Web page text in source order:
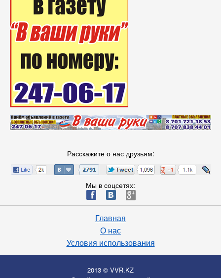
Расскажите о нас друзьям:
Мы в соцсетях:
ä æ è
Главная
О нас
Условия использования
2013 © VVR.KZ